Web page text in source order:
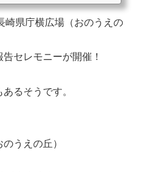
崎県庁横広場（おのうえの
セレモニーが開催！
るそうです。
うえの丘）